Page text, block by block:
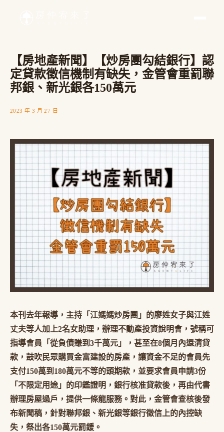
【房地產新聞】【炒房團勾結銀行】認
定貸款徵信機制有缺失，金管會重罰聯
邦銀、新光銀各150萬元
2023 年 3 月 27 日
本刊去年報導，主持「江媽媽炒房團」的廖姓女子與江姓
丈夫等人加上2名女助理，辦理不動產投資說明會，號稱可
指導會員「從負債賺到3千萬元」，甚至在8個月內還清貸
款，鼓吹民眾購買金富建設的房產，讓資金不足的會員先
支付150萬到180萬元不等的頭期款，並要求會員申請3份
「不限定用途」的印鑑證明，銀行核准貸款後，再由代書
辦理房屋過戶，提供一條龍服務。對此，金管會查核後發
布新聞稿，針對聯邦銀、新光銀等銀行徵信上的內控缺
失，祭出各150萬元罰鍰。